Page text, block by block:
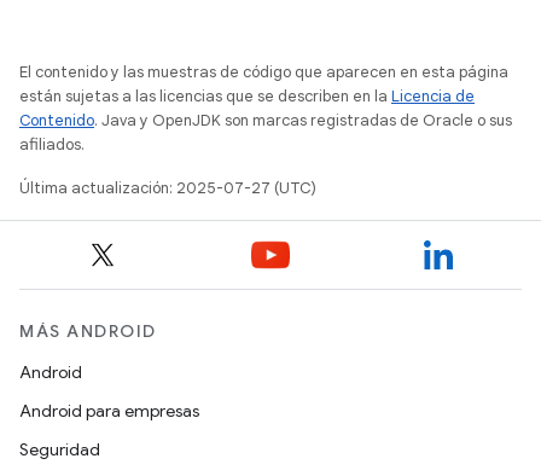
El contenido y las muestras de código que aparecen en esta página
están sujetas a las licencias que se describen en la Licencia de
Contenido. Java y OpenJDK son marcas registradas de Oracle o sus
afiliados.
Última actualización: 2025-07-27 (UTC)
MÁS ANDROID
Android
Android para empresas
Seguridad